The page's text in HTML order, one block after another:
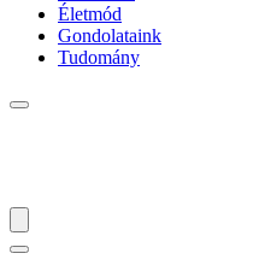
Életmód
Gondolataink
Tudomány